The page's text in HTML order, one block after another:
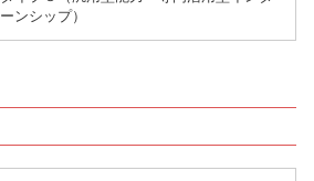
ーンシップ）